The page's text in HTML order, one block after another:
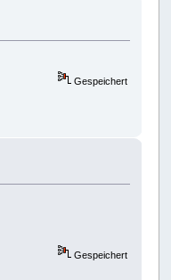
Gespeichert
Gespeichert